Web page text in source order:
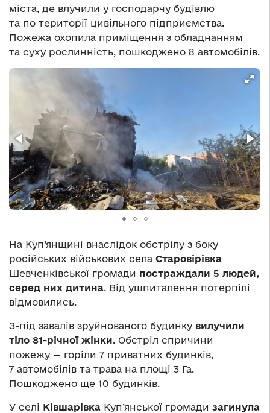
міста, де влучили у господарчу будівлю
та по території цивільного підприємства.
Пожежа охопила приміщення з обладнанням
та суху рослинність, пошкоджено 8 автомобілів.
На Куп’янщині внаслідок обстрілу з боку
російських військових села Старовірівка
Шевченківської громади постраждали 5 людей,
серед них дитина. Від ушпиталення потерпілі
відмовились.
З-під завалів зруйнованого будинку вилучили
тіло 81-річної жінки. Обстріл спричини
пожежу — горіли 7 приватних будинків,
7 автомобілів та трава на площі 3 Га.
Пошкоджено ще 10 будинків.
У селі Ківшарівка Куп’янської громади загинула